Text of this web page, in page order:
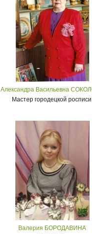
Александра Васильевна
Мастер городецкой
Валерия БОРОДАВИНА